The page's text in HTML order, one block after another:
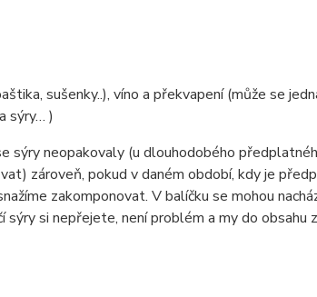
sušenky..), víno a překvapení (může se
sýry… )
sýry neopakovaly (u dlouhodobého
zároveň, pokud v daném období, kdy je
zakomponovat. V balíčku se mohou
sýry si nepřejete, není problém a my do obsahu